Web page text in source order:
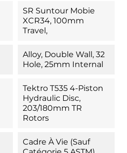
SR Suntour Mobie
XCR34, 100mm
Travel,
Alloy, Double Wall, 32
Hole, 25mm Internal
Tektro T535 4-Piston
Hydraulic Disc,
203/180mm TR
Rotors
Cadre À Vie (sauf